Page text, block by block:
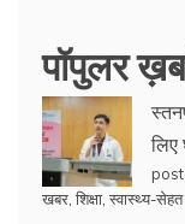
पॉपुलर
लिए
खबर शिक्षा स्वास्थ्य-सेहत